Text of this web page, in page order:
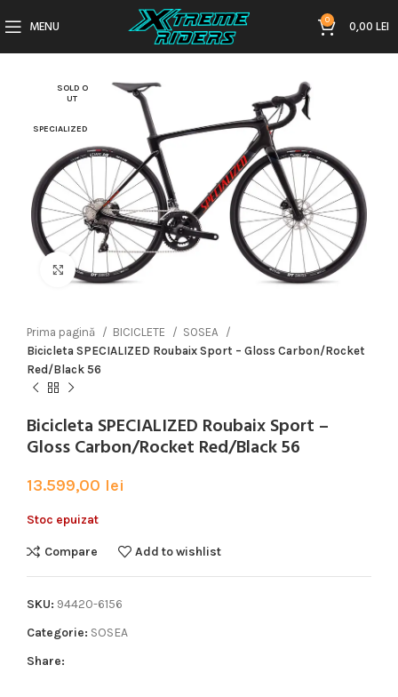
MENU 0 0,00LEI
SOLD O
UT
SPECIALIZED
Click to enlarge
Prima pagină BICICLETE
SOSEA
Bicicleta SPECIALIZED Roubaix Sport – Gloss Carbon/Rocket
Red/Black 56
Bicicleta SPECIALIZED Roubaix Sport –
Gloss Carbon/Rocket Red/Black 56
13.599,00 lei
Stoc epuizat
Compare Add to wishlist
SKU: 94420-6156
Categorie: SOSEA
Share: